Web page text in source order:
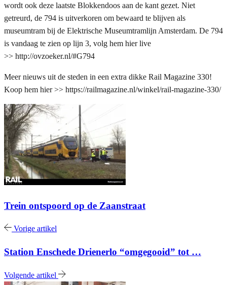
wordt ook deze laatste Blokkendoos aan de kant gezet. Niet
getreurd, de 794 is uitverkoren om bewaard te blijven als
museumtram bij de Elektrische Museumtramlijn Amsterdam. De 794
is vandaag te zien op lijn 3, volg hem hier live
>> http://ovzoeker.nl/#G794
Meer nieuws uit de steden in een extra dikke Rail Magazine 330!
Koop hem hier >> https://railmagazine.nl/winkel/rail-magazine-330/
Trein ontspoord op de Zaanstraat
Vorige artikel
Station Enschede Drienerlo “omgegooid” tot …
Volgende artikel